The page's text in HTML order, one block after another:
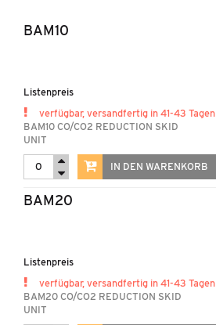
KONTAKT & DOWNLOADS
BAM10
Listenpreis
verfügbar, versandfertig in 41-43 Tagen
BAM10 CO/CO2 REDUCTION SKID
UNIT
IN DEN WARENKORB
BAM20
Listenpreis
verfügbar, versandfertig in 41-43 Tagen
BAM20 CO/CO2 REDUCTION SKID
UNIT